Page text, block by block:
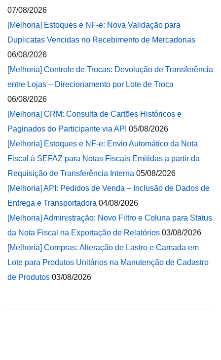
07/08/2026
[Melhoria] Estoques e NF-e: Nova Validação para
Duplicatas Vencidas no Recebimento de Mercadorias
06/08/2026
[Melhoria] Controle de Trocas: Devolução de Transferência
entre Lojas – Direcionamento por Lote de Troca
06/08/2026
[Melhoria] CRM: Consulta de Cartões Históricos e
Paginados do Participante via API 05/08/2026
[Melhoria] Estoques e NF-e: Envio Automático da Nota
Fiscal à SEFAZ para Notas Fiscais Emitidas a partir da
Requisição de Transferência Interna 05/08/2026
[Melhoria] API: Pedidos de Venda – Inclusão de Dados de
Entrega e Transportadora 04/08/2026
[Melhoria] Administração: Novo Filtro e Coluna para Status
da Nota Fiscal na Exportação de Relatórios 03/08/2026
[Melhoria] Compras: Alteração de Lastro e Camada em
Lote para Produtos Unitários na Manutenção de Cadastro
de Produtos 03/08/2026